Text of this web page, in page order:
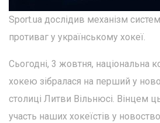
Sport.ua дослідив механізм
противаг у українському хокеї.
Сьогодні, 3 жовтня, національна
хокею зібралася на перший у
столиці Литви Вільнюсі. Вінцем
участь наших хокеїстів у